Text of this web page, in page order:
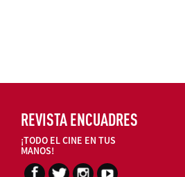
REVISTA ENCUADRES
¡TODO EL CINE EN TUS
MANOS!